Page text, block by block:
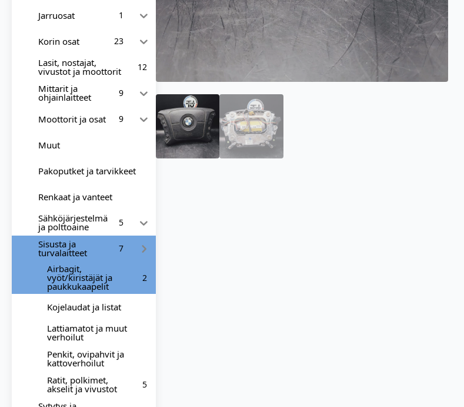
Jarruosat 1
Korin osat 23
Lasit, nostajat,
vivustot ja moottorit 12
Mittarit ja
ohjainlaitteet 9
Moottorit ja osat 9
Muut
Pakoputket ja tarvikkeet
Renkaat ja vanteet
Sähköjärjestelmä
ja polttoaine 5
Sisusta ja
turvalaitteet 7
Airbagit,
vyöt/kiristäjät ja
paukkukaapelit
2
Kojelaudat ja listat
Lattiamatot ja muut
verhoilut
Penkit, ovipahvit ja
kattoverhoilut
Ratit, polkimet,
akselit ja vivustot 5